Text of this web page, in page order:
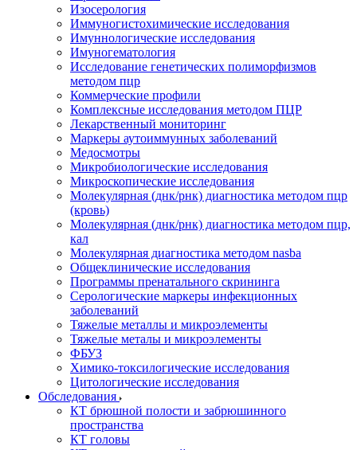
Изосерология
Иммуногистохимические исследования
Имуннологические исследования
Имуногематология
Исследование генетических полиморфизмов
методом пцр
Коммерческие профили
Комплексные исследования методом ПЦР
Лекарственный мониторинг
Маркеры аутоиммунных заболеваний
Медосмотры
Микробиологические исследования
Микроскопические исследования
Молекулярная (днк/рнк) диагностика методом пцр
(кровь)
Молекулярная (днк/рнк) диагностика методом пцр,
кал
Молекулярная диагностика методом nasba
Общеклинические исследования
Программы пренатального скрининга
Серологические маркеры инфекционных
заболеваний
Тяжелые металлы и микроэлементы
Тяжелые металы и микроэлементы
ФБУЗ
Химико-токсилогические исследования
Цитологические исследования
Обследования
КТ брюшной полости и забрюшинного
пространства
КТ головы